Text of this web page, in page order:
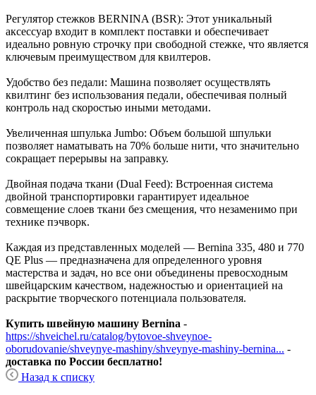
Регулятор стежков BERNINA (BSR): Этот уникальный
аксессуар входит в комплект поставки и обеспечивает
идеально ровную строчку при свободной стежке, что является
ключевым преимуществом для квилтеров.
Удобство без педали: Машина позволяет осуществлять
квилтинг без использования педали, обеспечивая полный
контроль над скоростью иными методами.
Увеличенная шпулька Jumbo: Объем большой шпульки
позволяет наматывать на 70% больше нити, что значительно
сокращает перерывы на заправку.
Двойная подача ткани (Dual Feed): Встроенная система
двойной транспортировки гарантирует идеальное
совмещение слоев ткани без смещения, что незаменимо при
технике пэчворк.
Каждая из представленных моделей — Bernina 335, 480 и 770
QE Plus — предназначена для определенного уровня
мастерства и задач, но все они объединены превосходным
швейцарским качеством, надежностью и ориентацией на
раскрытие творческого потенциала пользователя.
Купить швейную машину Bernina -
https://shveichel.ru/catalog/bytovoe-shveynoe-
oborudovanie/shveynye-mashiny/shveynye-mashiny-bernina... -
доставка по России бесплатно!
Назад к списку